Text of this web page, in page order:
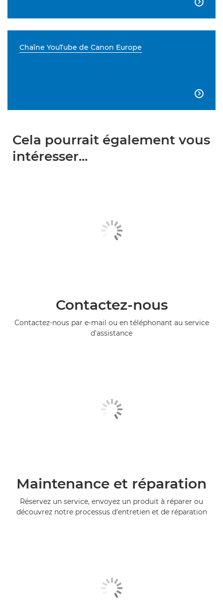

Chaîne YouTube de Canon Europe

Cela pourrait également vous
intéresser...
Contactez-nous
Contactez-nous par e-mail ou en téléphonant au service
d'assistance
Maintenance et réparation
Réservez un service, envoyez un produit à réparer ou
découvrez notre processus d'entretien et de réparation